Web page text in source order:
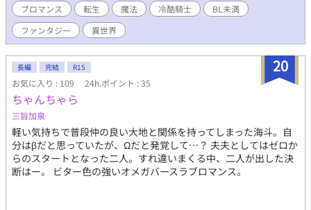
慮の交通事故。薄れゆく意識の中で、伝えられなかった祝辞と親
友への祝福を呟き、透の人生は幕を閉じたはずだった。 次に目
を覚ました時、透は異世界で「トーラス・オルシルク」として転
生していた。 剣と魔法が支配するその世界で、トーラスは剣の
才能こそ皆無だったものの、魔法の「付与」と「修復」において
類まれなる適性を見せる。前世のエンジニアとしての緻密な思考
を活かし、武器の属性付与や戦場での簡易修復を行うサポート魔
術師として成長した彼は、第一騎士団の魔法付与課に配属され
る。 転機は、魔物討伐遠征への同行だった。後方支援のお荷物
だと侮る周囲の声を、圧倒的な実力と献身的なサポートで黙らせ
ていくトーラス。そんな彼の噂を聞きつけ、視察に現れたのが第
三騎士団の団長・リオ・クライシスだった。 最強と名高く、仕
事の出来ない部下には冷酷なことで知られるリオ。しかし、その
顔を見た瞬間、トーラスは戦慄する。リオは、前世で死ぬまで想
ブロマンス 転生 魔法 冷酷騎士
BL未満
ファンタジー
異世界
20
長編 完結 R15
お気に入り : 109 24h.ポイント : 35
ちゃんちゃら
三旨加泉
軽い気持ちで普段仲の良い大地と関係を持ってしまった海斗。自
分はβだと思っていたが、Ωだと発覚して…？ 夫夫としてはゼロか
らのスタートとなった二人。すれ違いまくる中、二人が出した決
断はー。 ビター色の強いオメガバースラブロマンス。